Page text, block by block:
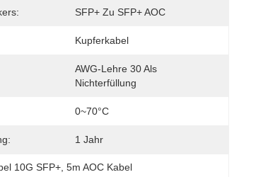
SFP+ Zu SFP+ AOC
Kupferkabel
AWG-Lehre 30 Als
Nichterfüllung
0~70°C
1 Jahr
10G SFP+ , 5m AOC Kabel